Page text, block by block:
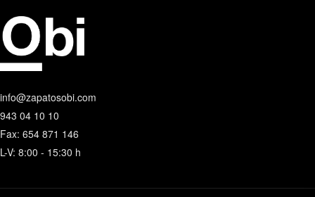
info@zapatosobi.com
943 04 10 10
Fax: 654 871 146
L-V: 8:00 - 15:30 h